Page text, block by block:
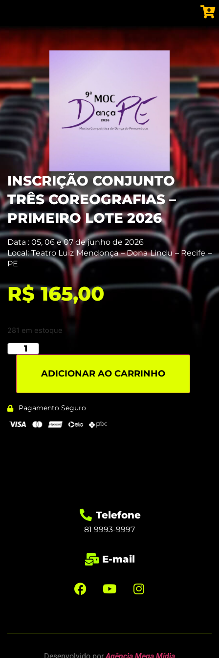
INSCRIÇÃO CONJUNTO
TRÊS COREOGRAFIAS –
PRIMEIRO LOTE 2026
Data : 05, 06 e 07 de junho de 2026
Local:Teatro Luiz Mendonça – Dona Lindu – Recife –
PE
R$165,00
281 em estoque
ADICIONAR AO CARRINHO
Pagamento Seguro
Telefone
81 9993-9997
E-mail